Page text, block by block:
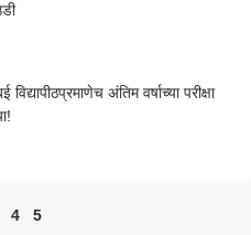
अंतिम वर्षाच्या परीक्षा
4 5